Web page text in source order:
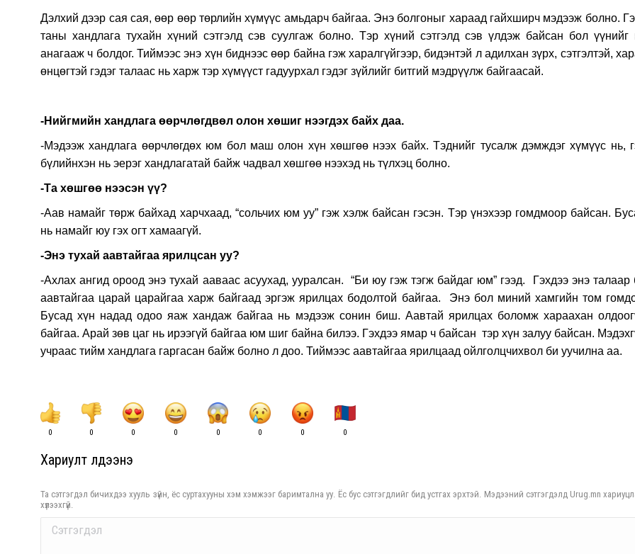
Дэлхий дээр сая сая, өөр өөр төрлийн хүмүүс амьдарч байгаа. Энэ болгоныг хараад гайхширч мэдээж болно.
таны хандлага тухайн хүний сэтгэлд сэв суулгаж болно. Тэр хүний сэтгэлд сэв үлдэж байсан бол үүнийг
анагааж ч болдог. Тиймээс энэ хүн биднээс өөр байна гэж харалгүйгээр, бидэнтэй л адилхан зүрх, сэтгэлтэй,
өнцөгтэй гэдэг талаас нь харж тэр хүмүүст гадуурхал гэдэг зүйлийг битгий мэдрүүлж байгаасай.
-Нийгмийн хандлага өөрчлөгдвөл олон хөшиг нээгдэх байх даа.
-Мэдээж хандлага өөрчлөгдөх юм бол маш олон хүн хөшгөө нээх байх. Тэднийг тусалж дэмждэг хүмүүс нь,
бүлийнхэн нь эерэг хандлагатай байж чадвал хөшгөө нээхэд нь түлхэц болно.
-Та хөшгөө нээсэн үү?
-Аав намайг төрж байхад харчхаад, “сольчих юм уу” гэж хэлж байсан гэсэн. Тэр үнэхээр гомдмоор байсан.
нь намайг юу гэх огт хамаагүй.
-Энэ тухай аавтайгаа ярилцсан уу?
-Ахлах ангид ороод энэ тухай ааваас асуухад, ууралсан. “Би юу гэж тэгж байдаг юм” гээд. Гэхдээ энэ талаар
аавтайгаа царай царайгаа харж байгаад эргэж ярилцах бодолтой байгаа. Энэ бол миний хамгийн том
Бусад хүн надад одоо яаж хандаж байгаа нь мэдээж сонин биш. Аавтай ярилцах боломж хараахан
байгаа. Арай зөв цаг нь ирээгүй байгаа юм шиг байна билээ. Гэхдээ ямар ч байсан тэр хүн залуу байсан.
учраас тийм хандлага гаргасан байж болно л доо. Тиймээс аавтайгаа ярилцаад ойлголцчихвол би уучилна аа.
0 0 0 0 0 0 0 0
Хариулт үлдээнэ үү
Та сэтгэгдэл бичихдээ хууль зүйн, ёс суртахууны хэм хэмжээг баримтална уу. Ёс бус сэтгэгдлийг бид устгах эрхтэй. Мэдээний сэтгэгдэлд Urug.mn
хүлээхгүй.
Comment